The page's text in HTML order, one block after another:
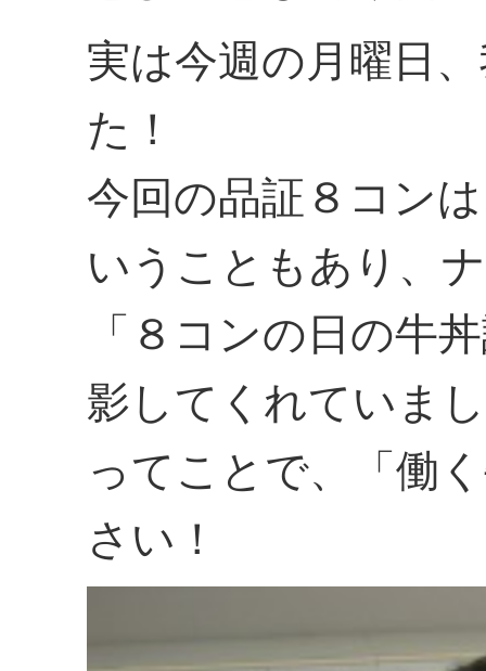
実は今週の月曜日
た！
今回の品証８コン
いうこともあり、
「８コンの日の牛
影してくれていま
ってことで、「働
さい！